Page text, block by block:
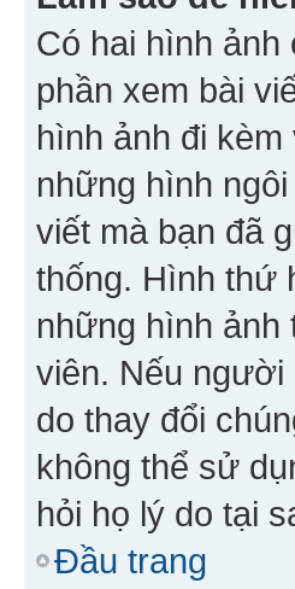
Có hai hình
phần xem bài
hình ảnh đi
những hình
viết mà bạn đã
thống. Hình thứ
những hình ảnh
viên. Nếu người
do thay đổi
không thể sử
hỏi họ lý do tại
Đầu trang